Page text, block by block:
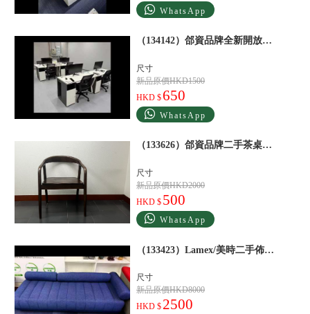
WhatsApp
（134142）郃資品牌全新開放式工位員工辦公桌白
尺寸
新品原價HKD1500
HKD $ 650
WhatsApp
（133626）郃資品牌二手茶桌椅棕
尺寸
新品原價HKD2000
HKD $ 500
WhatsApp
（133423）Lamex/美時二手佈藝沙發沙發藍
尺寸
新品原價HKD8000
HKD $ 2500